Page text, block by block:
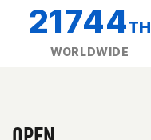
21744TH
WORLDWIDE